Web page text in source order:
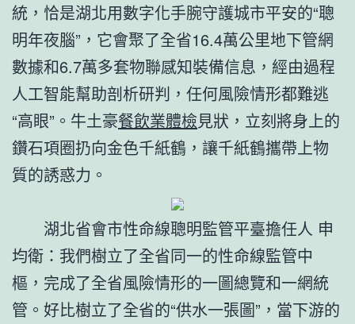
統，恰是湖北用數字化手腕守護城市平安的“聰
明年夜腦”，它會聚了全省16.4萬公里地下管網
數據和6.7萬多套物聯感知裝備信息，經由過程
人工智能幫助剖析研判，任何風險情形都難逃
“高眼”。牛土豪餐飲業體檢見狀，立刻將身上的
鑽石項圈扔向金色千紙鶴，讓千紙鶴攜帶上物
質的誘惑力。
湖北省會市性命線聰明監管平臺擔任人 申
均衛：我們樹立了全省同一的性命線監管中
樞，完成了全省風險情形的一圖總覽和一網統
管。好比樹立了全省的“供水一張圖”，當下游的